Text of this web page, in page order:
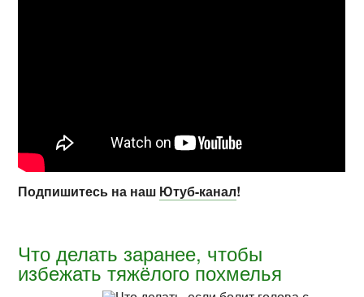
Подпишитесь на наш Ютуб-канал!
Что делать заранее, чтобы
избежать тяжёлого похмелья